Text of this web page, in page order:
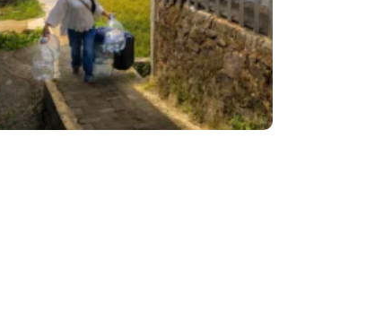
Bertahan Di Tengah Krisis Air Bersih